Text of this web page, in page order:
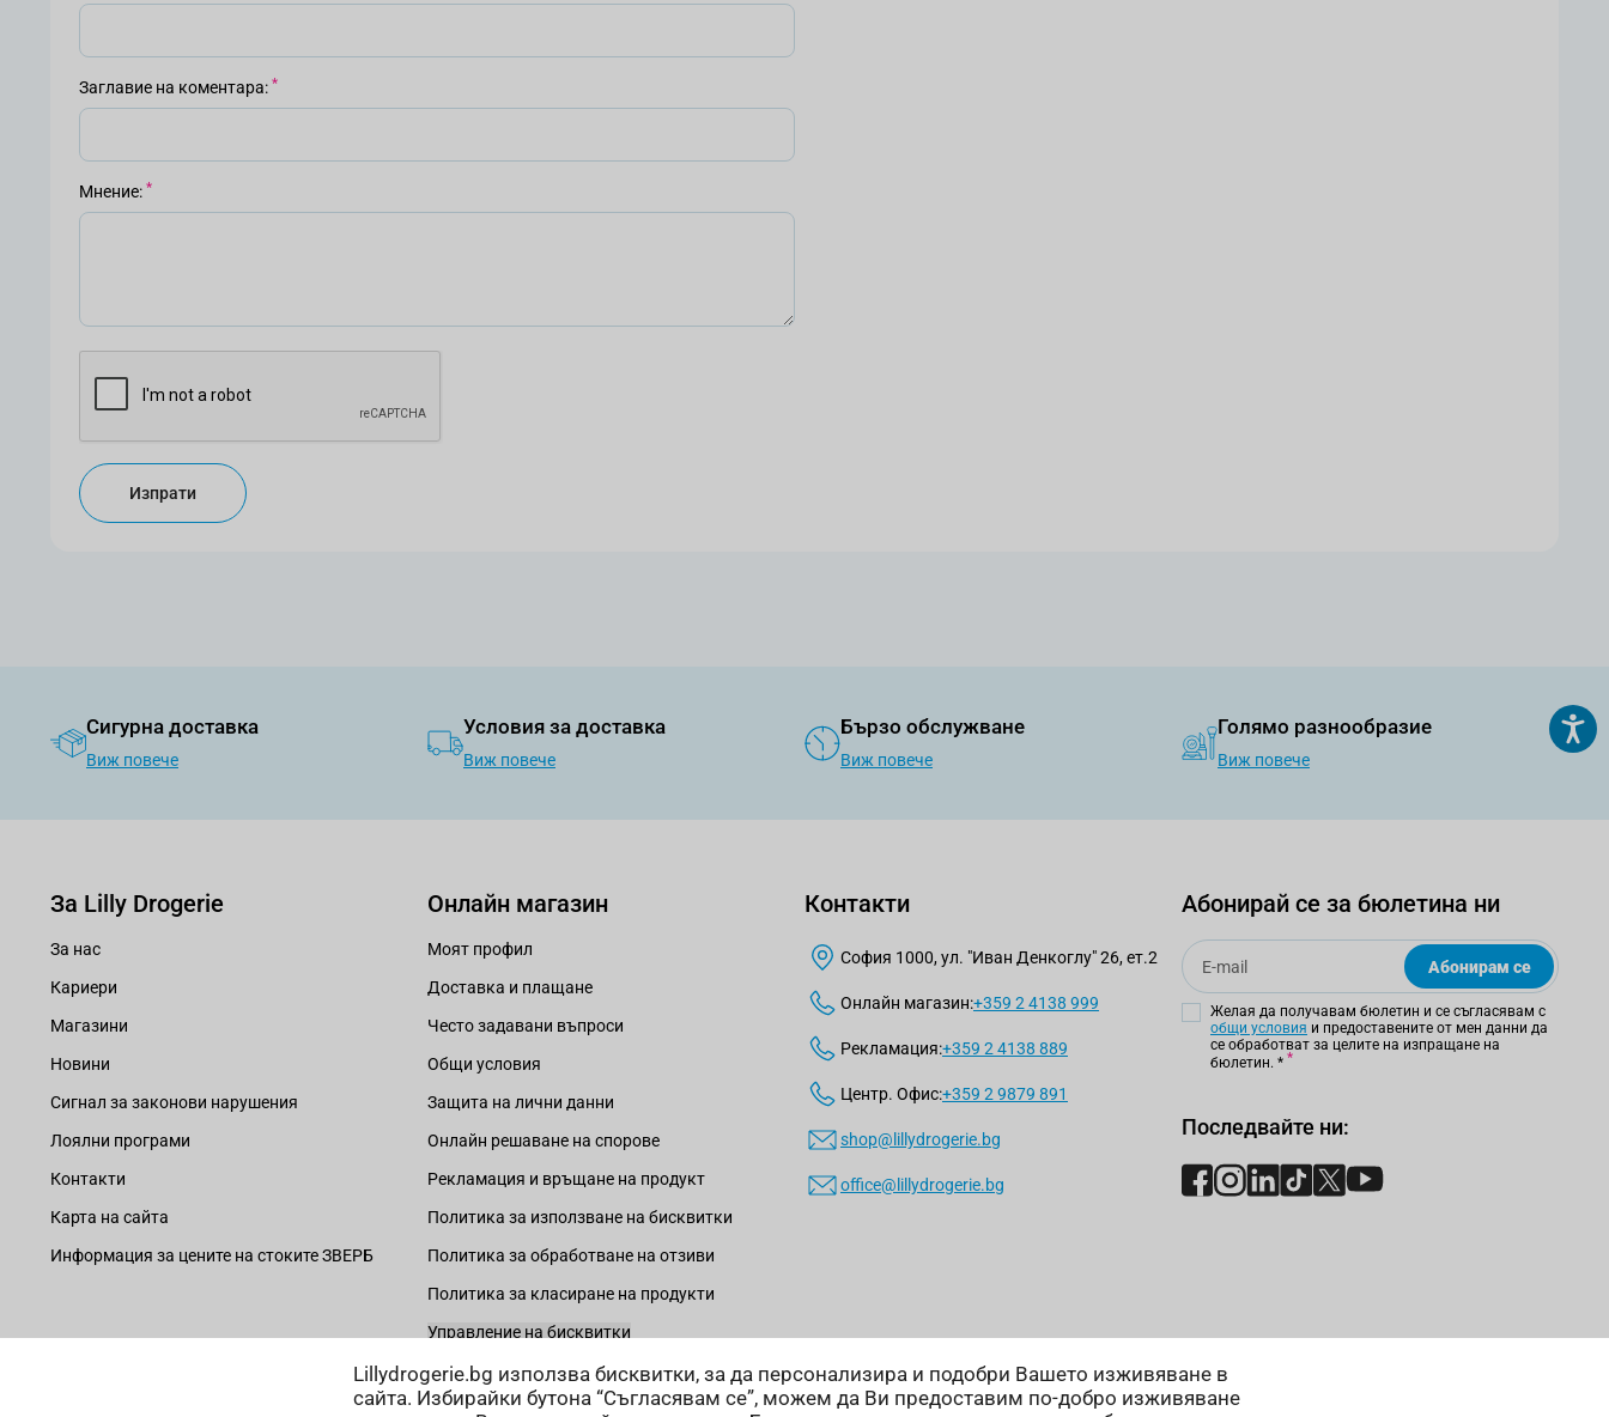
Lillydrogerie.bg използва бисквитки, за да персонализира и подобри Вашето изживяване в
сайта. Избирайки бутона “Съгласявам се”, можем да Ви предоставим по-добро изживяване
Заглавие на коментара
Мнение
Изпрати
Сигурна доставка
Виж повече
Условия за доставка
Виж повече
Бързо обслужване
Виж повече
Голямо разнообразие
Виж повече
За Lilly Drogerie
За нас
Кариери
Магазини
Новини
Сигнал за законови нарушения
Лоялни програми
Контакти
Карта на сайта
Информация за цените на стоките ЗВЕРБ
Онлайн магазин
Моят профил
Доставка и плащане
Често задавани въпроси
Общи условия
Защита на лични данни
Онлайн решаване на спорове
Рекламация и връщане на продукт
Политика за използване на бисквитки
Политика за обработване на отзиви
Политика за класиране на продукти
Управление на бисквитки
Контакти
София 1000, ул. "Иван Денкоглу" 26, ет.2
Онлайн магазин:+359 2 4138 999
Рекламация:+359 2 4138 889
Центр. Офис:+359 2 9879 891
shop@lillydrogerie.bg
office@lillydrogerie.bg
Абонирай се за бюлетина ни
Email
Абонирам се
Желая да получавам бюлетин и се съгласявам с
общи условия и предоставените от мен данни да
се обработват за целите на изпращане на
бюлетин. *
Последвайте ни: